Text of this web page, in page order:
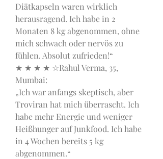
Diätkapseln waren wirklich
herausragend. Ich habe in 2
Monaten 8 kg abgenommen, ohne
mich schwach oder nervös zu
fühlen. Absolut zufrieden!“
★ ★ ★ ★ ☆Rahul Verma, 35,
Mumbai:
„Ich war anfangs skeptisch, aber
Troviran hat mich überrascht. Ich
habe mehr Energie und weniger
Heißhunger auf Junkfood. Ich habe
in 4 Wochen bereits 5 kg
abgenommen.“